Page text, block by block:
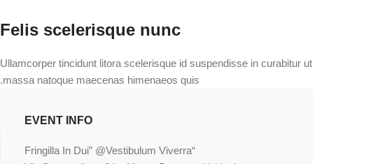
Felis scelerisque nunc
Ullamcorper tincidunt litora scelerisque id suspendisse in curabitur ut
massa natoque maecenas himenaeos quis.
EVENT INFO
“Fringilla In Dui” @Vestibulum Viverra